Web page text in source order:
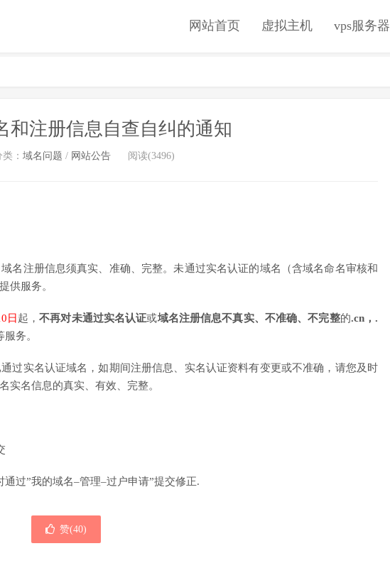
网站首页 虚拟主机 vps服务器
和注册信息自查自纠的通知
： 域名问题 / 网站公告 阅读(3496)
名注册信息须真实、准确、完整。未通过实名认证的域名（含域名命名审核和
供服务。
日 起，不再对未通过实名认证或域名注册信息不真实、不准确、不完整的.cn，.
服务。
过实名认证域名，如期间注册信息、实名认证资料有变更或不准确，请您及时
实名信息的真实、有效、完整。
过”我的域名–管理–过户申请”提交修正.
赞(40)